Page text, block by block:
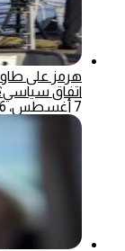
هرمز على
اتفاق
7 أغسطس، 2026